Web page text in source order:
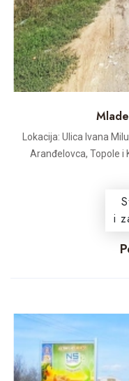
Lokacija: Ulica Ivana
Aranđelovca, Topole i
i